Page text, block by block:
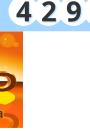
4 2 9